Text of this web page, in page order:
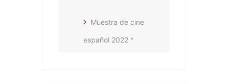
Muestra de cine
español 2022 *